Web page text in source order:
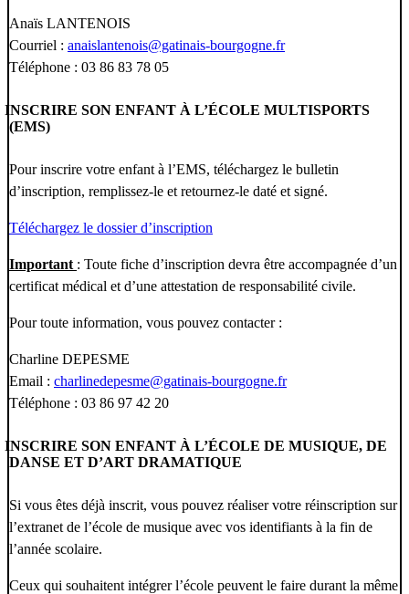
Anaïs LANTENOIS
Courriel : anaislantenois@gatinais-bourgogne.fr
Téléphone : 03 86 83 78 05
INSCRIRE SON ENFANT À L’ÉCOLE MULTISPORTS
(EMS)
Pour inscrire votre enfant à l’EMS, téléchargez le bulletin
d’inscription, remplissez-le et retournez-le daté et signé.
Téléchargez le dossier d’inscription
Important : Toute fiche d’inscription devra être accompagnée d’un
certificat médical et d’une attestation de responsabilité civile.
Pour toute information, vous pouvez contacter :
Charline DEPESME
Email : charlinedepesme@gatinais-bourgogne.fr
Téléphone : 03 86 97 42 20
INSCRIRE SON ENFANT À L’ÉCOLE DE MUSIQUE, DE
DANSE ET D’ART DRAMATIQUE
Si vous êtes déjà inscrit, vous pouvez réaliser votre réinscription sur
l’extranet de l’école de musique avec vos identifiants à la fin de
l’année scolaire.
Ceux qui souhaitent intégrer l’école peuvent le faire durant la même